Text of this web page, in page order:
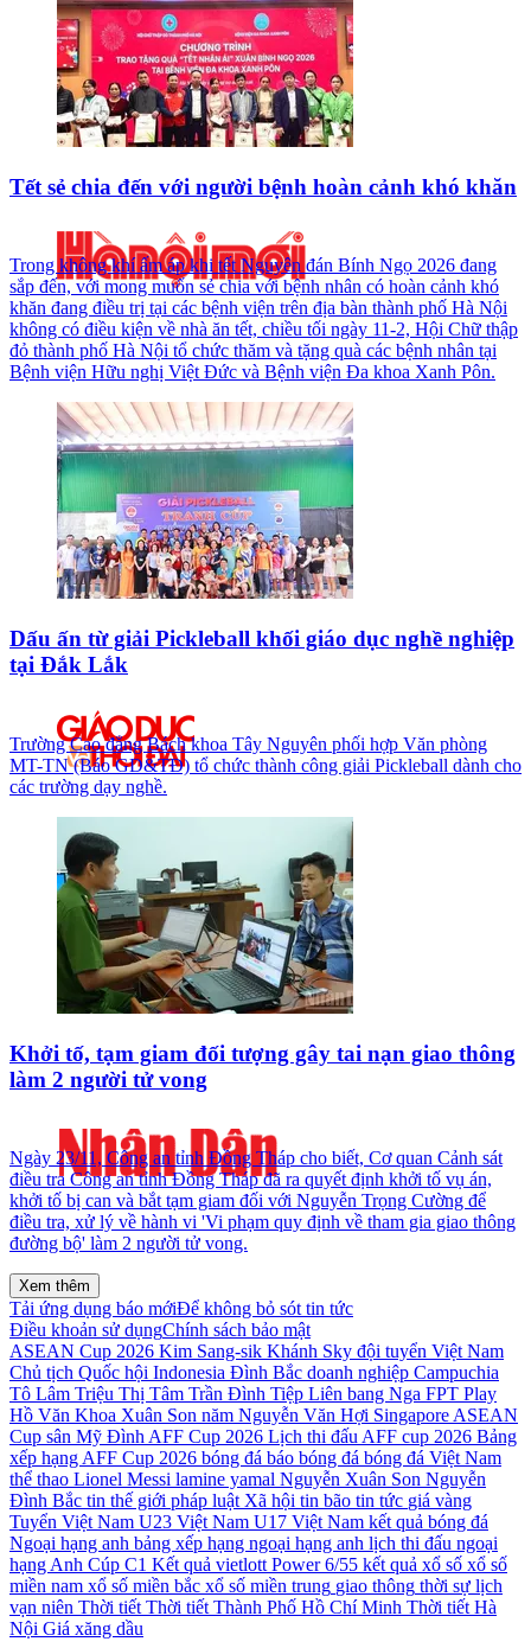
Tết sẻ chia đến với người bệnh hoàn cảnh khó khăn
Trong không khí ấm áp khi tết Nguyên đán Bính Ngọ 2026 đang
sắp đến, với mong muốn sẻ chia với bệnh nhân có hoàn cảnh khó
khăn đang điều trị tại các bệnh viện trên địa bàn thành phố Hà Nội
không có điều kiện về nhà ăn tết, chiều tối ngày 11-2, Hội Chữ thập
đỏ thành phố Hà Nội tổ chức thăm và tặng quà các bệnh nhân tại
Bệnh viện Hữu nghị Việt Đức và Bệnh viện Đa khoa Xanh Pôn.
Dấu ấn từ giải Pickleball khối giáo dục nghề nghiệp
tại Đắk Lắk
Trường Cao đẳng Bách khoa Tây Nguyên phối hợp Văn phòng
MT-TN (Báo GD&TĐ) tổ chức thành công giải Pickleball dành cho
các trường dạy nghề.
Khởi tố, tạm giam đối tượng gây tai nạn giao thông
làm 2 người tử vong
Ngày 23/11, Công an tỉnh Đồng Tháp cho biết, Cơ quan Cảnh sát
điều tra Công an tỉnh Đồng Tháp đã ra quyết định khởi tố vụ án,
khởi tố bị can và bắt tạm giam đối với Nguyễn Trọng Cường để
điều tra, xử lý về hành vi 'Vi phạm quy định về tham gia giao thông
đường bộ' làm 2 người tử vong.
Xem thêm
Tải ứng dụng báo mớiĐể không bỏ sót tin tức
Điều khoản sử dụngChính sách bảo mật
ASEAN Cup 2026 Kim Sang-sik Khánh Sky đội tuyển Việt Nam
Chủ tịch Quốc hội Indonesia Đình Bắc doanh nghiệp Campuchia
Tô Lâm Triệu Thị Tâm Trần Đình Tiệp Liên bang Nga FPT Play
Hồ Văn Khoa Xuân Son năm Nguyễn Văn Hợi Singapore ASEAN
Cup sân Mỹ Đình AFF Cup 2026 Lịch thi đấu AFF cup 2026 Bảng
xếp hạng AFF Cup 2026 bóng đá báo bóng đá bóng đá Việt Nam
thể thao Lionel Messi lamine yamal Nguyễn Xuân Son Nguyễn
Đình Bắc tin thế giới pháp luật Xã hội tin bão tin tức giá vàng
Tuyển Việt Nam U23 Việt Nam U17 Việt Nam kết quả bóng đá
Ngoại hạng anh bảng xếp hạng ngoại hạng anh lịch thi đấu ngoại
hạng Anh Cúp C1 Kết quả vietlott Power 6/55 kết quả xổ số xổ số
miền nam xổ số miền bắc xổ số miền trung giao thông thời sự lịch
vạn niên Thời tiết Thời tiết Thành Phố Hồ Chí Minh Thời tiết Hà
Nội Giá xăng dầu